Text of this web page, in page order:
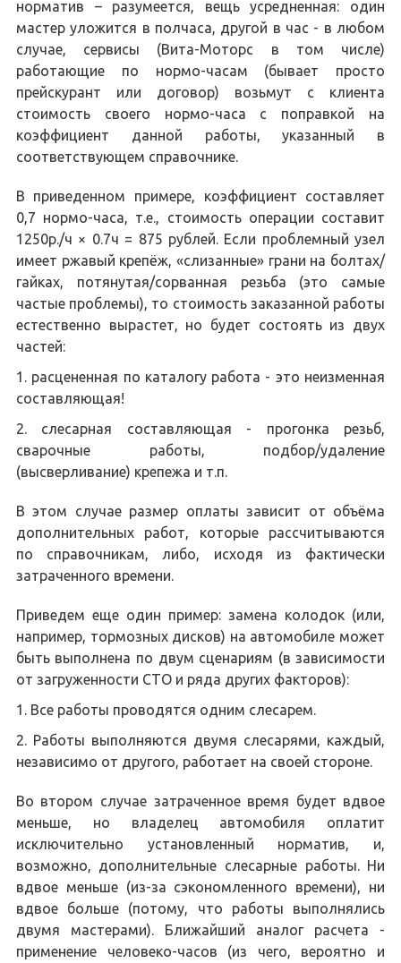
норматив – разумеется, вещь усредненная: один
мастер уложится в полчаса, другой в час - в любом
случае, сервисы (Вита-Моторс в том числе)
работающие по нормо-часам (бывает просто
прейскурант или договор) возьмут с клиента
стоимость своего нормо-часа с поправкой на
коэффициент данной работы, указанный в
соответствующем справочнике.
В приведенном примере, коэффициент составляет
0,7 нормо-часа, т.е., стоимость операции составит
1250р./ч × 0.7ч = 875 рублей. Если проблемный узел
имеет ржавый крепёж, «слизанные» грани на болтах/
гайках, потянутая/сорванная резьба (это самые
частые проблемы), то стоимость заказанной работы
естественно вырастет, но будет состоять из двух
частей:
расцененная по каталогу работа - это неизменная
составляющая!
слесарная составляющая - прогонка резьб,
сварочные работы, подбор/удаление
(высверливание) крепежа и т.п.
В этом случае размер оплаты зависит от объёма
дополнительных работ, которые рассчитываются
по справочникам, либо, исходя из фактически
затраченного времени.
Приведем еще один пример: замена колодок (или,
например, тормозных дисков) на автомобиле может
быть выполнена по двум сценариям (в зависимости
от загруженности СТО и ряда других факторов):
Все работы проводятся одним слесарем.
Работы выполняются двумя слесарями, каждый,
независимо от другого, работает на своей стороне.
Во втором случае затраченное время будет вдвое
меньше, но владелец автомобиля оплатит
исключительно установленный норматив, и,
возможно, дополнительные слесарные работы. Ни
вдвое меньше (из-за сэкономленного времени), ни
вдвое больше (потому, что работы выполнялись
двумя мастерами). Ближайший аналог расчета -
применение человеко-часов (из чего, вероятно и